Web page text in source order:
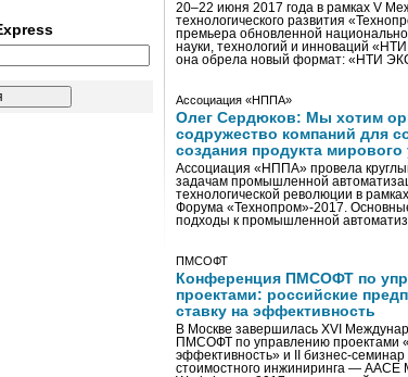
20–22 июня 2017 года в рамках V
технологического развития
премьера обновленной
науки, технологий и инноваций
она обрела новый формат: «НТИ
Ассоциация «НППА»
Олег Сердюков: Мы хотим
содружество компаний для
создания продукта мирового
Ассоциация «НППА» провела
задачам промышленной
технологической революции в
Форума «Технопром»-2017.
подходы к промышленной
ПМСОФТ
Конференция ПМСОФТ по
проектами: российские
ставку на эффективность
В Москве завершилась XVI
ПМСОФТ по управлению проектами
эффективность» и II бизнес-
стоимостного инжиниринга — AACE